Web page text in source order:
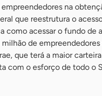
na
que reestrutura o
acessar o fundo de
de
que terá a maior
com o esforço de todo o